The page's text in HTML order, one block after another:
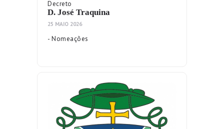
Decreto
D. José Traquina
25 MAIO 2026
- Nomeações